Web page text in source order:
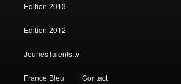
Edition 2013
Edition 2012
JeunesTalents.tv
France Bleu Contact